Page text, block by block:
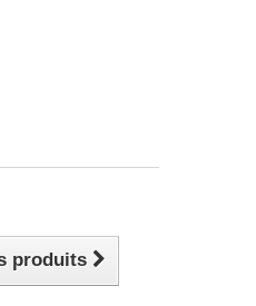
produits